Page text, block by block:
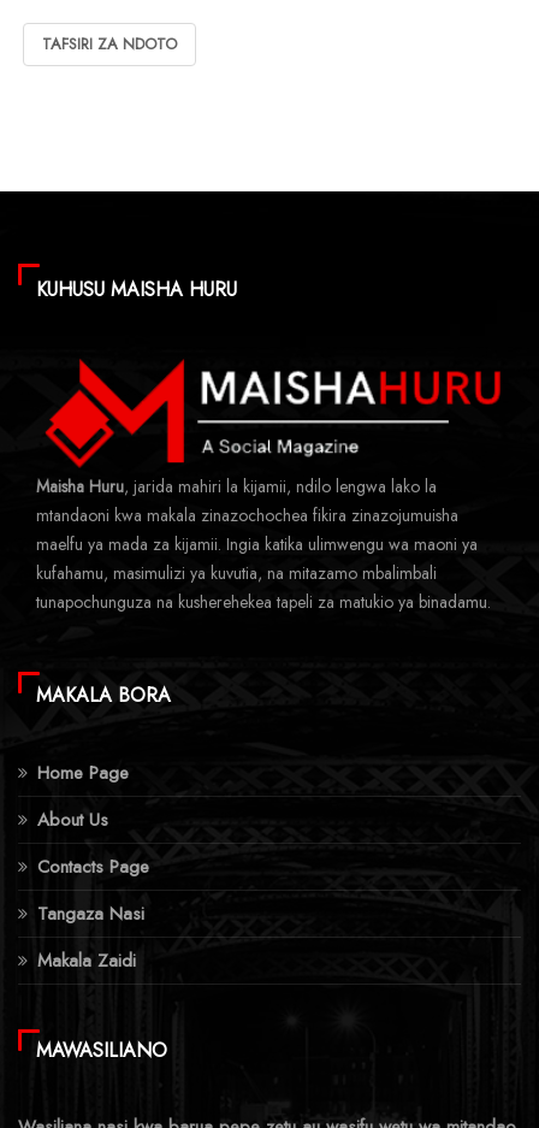
TAFSIRI ZA NDOTO
KUHUSU MAISHA HURU
Maisha Huru, jarida mahiri la kijamii, ndilo lengwa lako la
mtandaoni kwa makala zinazochochea fikira zinazojumuisha
maelfu ya mada za kijamii. Ingia katika ulimwengu wa maoni ya
kufahamu, masimulizi ya kuvutia, na mitazamo mbalimbali
tunapochunguza na kusherehekea tapeli za matukio ya binadamu.
MAKALA BORA
Home Page
About Us
Contacts Page
Tangaza Nasi
Makala Zaidi
MAWASILIANO